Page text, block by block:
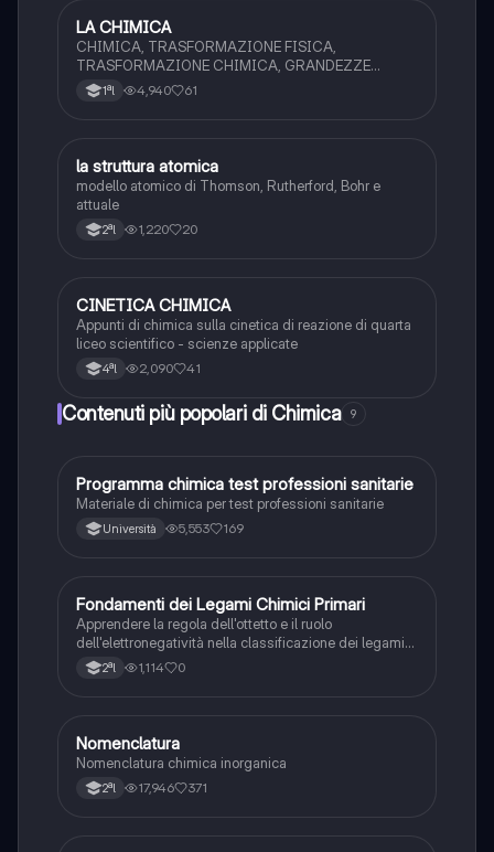
Chimica
LA CHIMICA
CHIMICA, TRASFORMAZIONE FISICA,
TRASFORMAZIONE CHIMICA, GRANDEZZE
FISICHE (STRUMENTI DI MISURA E S.I.), METODO
SCIENTIFICO
1ªl 4,940 61
Chimica
la struttura atomica
modello atomico di Thomson, Rutherford, Bohr e
attuale
2ªl 1,220 20
Chimica
CINETICA CHIMICA
Appunti di chimica sulla cinetica di reazione di quarta
liceo scientifico - scienze applicate
4ªl 2,090 41
Contenuti più popolari di Chimica 9
Chimica
Programma chimica test professioni sanitarie
Materiale di chimica per test professioni sanitarie
Università 5,553 169
FChimica
Fondamenti dei Legami Chimici Primari
Apprendere la regola dell'ottetto e il ruolo
dell'elettronegatività nella classificazione dei legami
chimici forti.
2ªl 1,114 0
Chimica
Nomenclatura
Nomenclatura chimica inorganica
2ªl 17,946 371